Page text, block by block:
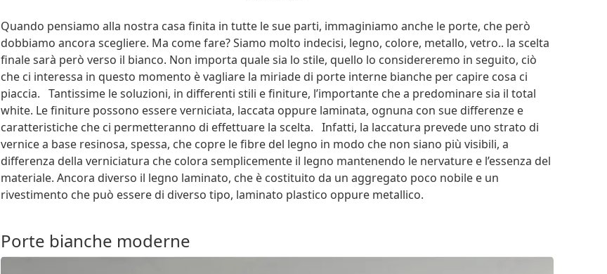
Quando pensiamo alla nostra casa finita in tutte le sue parti, immaginiamo anche le porte, che però
dobbiamo ancora scegliere. Ma come fare? Siamo molto indecisi, legno, colore, metallo, vetro.. la scelta
finale sarà però verso il bianco. Non importa quale sia lo stile, quello lo considereremo in seguito, ciò
che ci interessa in questo momento è vagliare la miriade di porte interne bianche per capire cosa ci
piaccia. Tantissime le soluzioni, in differenti stili e finiture, l’importante che a predominare sia il total
white. Le finiture possono essere verniciata, laccata oppure laminata, ognuna con sue differenze e
caratteristiche che ci permetteranno di effettuare la scelta. Infatti, la laccatura prevede uno strato di
vernice a base resinosa, spessa, che copre le fibre del legno in modo che non siano più visibili, a
differenza della verniciatura che colora semplicemente il legno mantenendo le nervature e l’essenza del
materiale. Ancora diverso il legno laminato, che è costituito da un aggregato poco nobile e un
rivestimento che può essere di diverso tipo, laminato plastico oppure metallico.
Porte bianche moderne